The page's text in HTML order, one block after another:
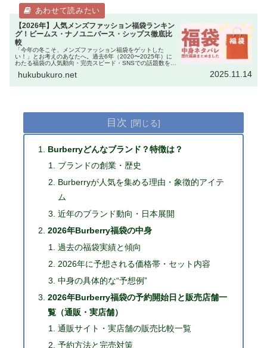
【2026年】人気メンズファッション福袋ランキン
グ！ビームス・ナノユニバース・シップス徹底比
較
「今年の冬こそ、メンズファッション福袋をゲットした
い！」とお考えのあなたへ。過去6年（2020〜2025年）に
わたる福袋の人気動向・完売スピード・SNSでの話題数を徹
ノ・ユニバース…
hukubukuro.net 2025.11.14
目次
Burberryどんなブランド？特徴は？
ブランドの創業・歴史
Burberryが人気を集める理由・象徴的アイテ
ム
近年のブランド動向・日本展開
2026年Burberry福袋の中身
過去の福袋実績と傾向
2026年に予想される価格帯・セット内容
中身の具体的な“予想例”
2026年Burberry福袋の予約開始日と販売店舗一
覧（通販・実店舗）
通販サイト・実店舗の販売比較一覧
予約方法と完売対策